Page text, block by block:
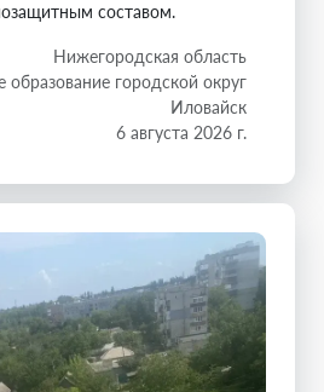
составом.
Нижегородская область
городской округ
Иловайск
6 августа 2026 г.